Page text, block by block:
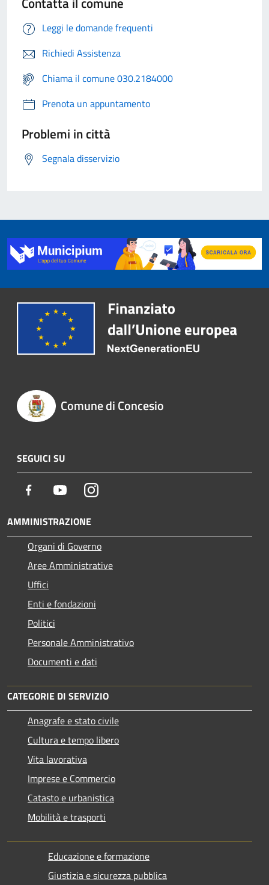
Leggi le domande frequenti
Richiedi Assistenza
Chiama il comune 030.2184000
Prenota un appuntamento
Problemi in città
Segnala disservizio
Comune di Concesio
SEGUICI SU
Facebook YoutubeInstagram
AMMINISTRAZIONE
Organi di Governo
Aree Amministrative
Uffici
Enti e fondazioni
Politici
Personale Amministrativo
Documenti e dati
CATEGORIE DI SERVIZIO
Anagrafe e stato civile
Cultura e tempo libero
Vita lavorativa
Imprese e Commercio
Catasto e urbanistica
Mobilità e trasporti
Educazione e formazione
Giustizia e sicurezza pubblica